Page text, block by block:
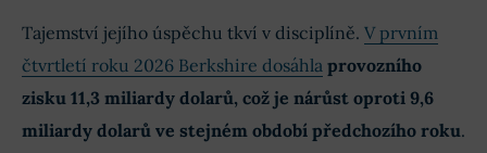
Tajemství jejího úspěchu tkví v disciplíně. V prvním
čtvrtletí roku 2026 Berkshire dosáhla provozního
zisku 11,3 miliardy dolarů, což je nárůst oproti 9,6
miliardy dolarů ve stejném období předchozího roku.